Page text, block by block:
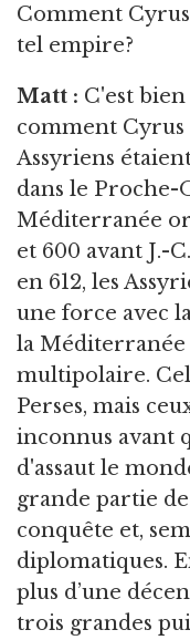
Comment
tel empire?
Matt : C'est
comment Cyrus
Assyriens
dans le
Méditerranée
et 600 avant J.-
en 612, les
une force avec
la Méditerranée
multipolaire.
Perses, mais
inconnus avant
d'assaut le
grande partie
conquête et,
diplomatiques.
plus d’une
trois grandes